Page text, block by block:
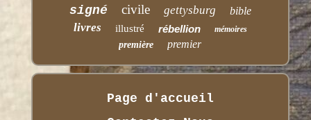
signé civile gettysburg bible
livres illustré rébellion mémoires
première premier
Page d'accueil